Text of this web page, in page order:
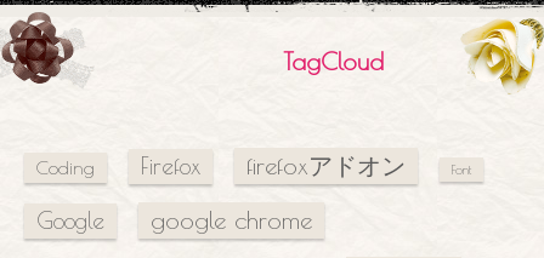
TagCloud
Coding Firefox firefoxアドオン Font
Google google chrome